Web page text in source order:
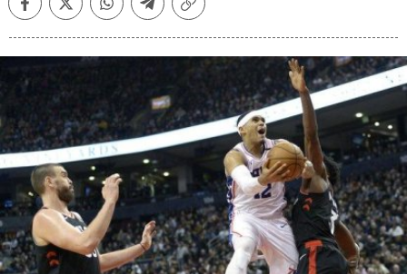
FacebookTwitterWhatsappTelegramCopiar